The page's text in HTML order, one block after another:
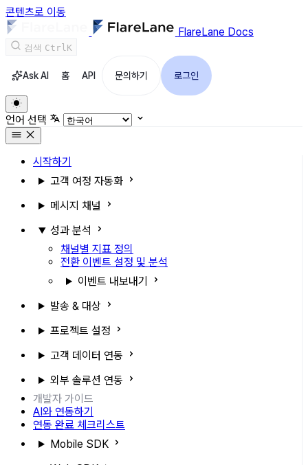
콘텐츠로 이동
FlareLane Docs
검색 CtrlK
Ask AI 홈 API 문의하기 로그인
언어 선택
시작하기
고객 여정 자동화
메시지 채널
성과 분석
채널별 지표 정의
전환 이벤트 설정 및 분석
이벤트 내보내기
발송 & 대상
프로젝트 설정
고객 데이터 연동
외부 솔루션 연동
개발자 가이드
AI와 연동하기
연동 완료 체크리스트
Mobile SDK